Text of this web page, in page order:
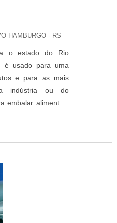
HAMBURGO - RS
o estado do Rio
é usado para uma
e para as mais
indústria ou do
embalar alimentos,
médios e
saco são as mais
para lingerie,
SOBRE O
usado antes para
quanto os
principal é o foco